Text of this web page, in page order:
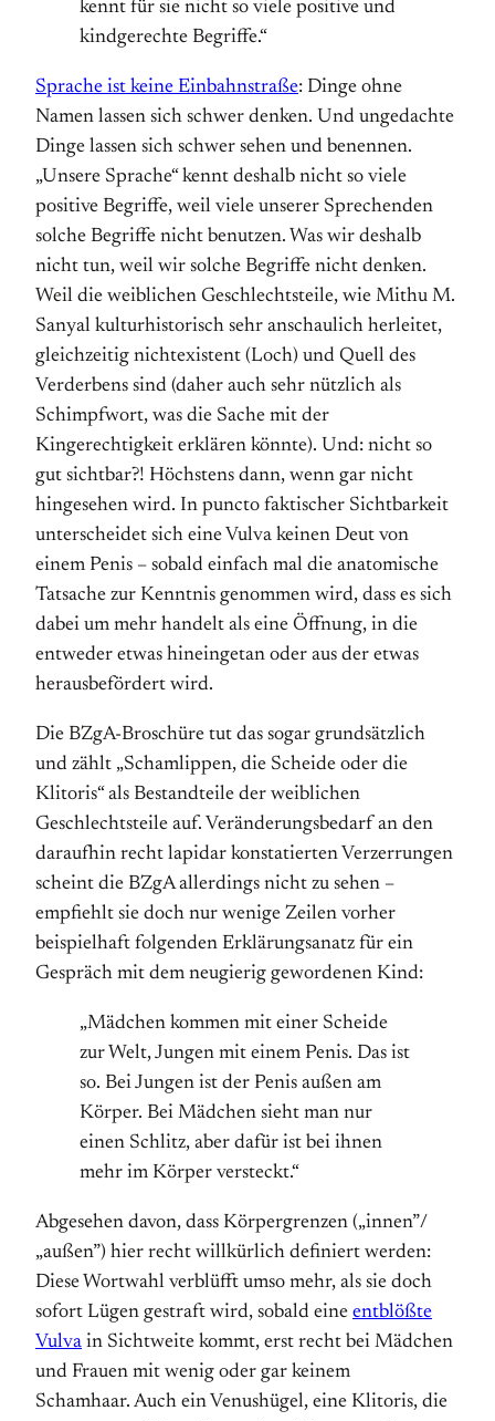
kennt für sie nicht so viele positive und
kindgerechte Begriffe.“
Sprache ist keine Einbahnstraße: Dinge ohne
Namen lassen sich schwer denken. Und ungedachte
Dinge lassen sich schwer sehen und benennen.
„Unsere Sprache“ kennt deshalb nicht so viele
positive Begriffe, weil viele unserer Sprechenden
solche Begriffe nicht benutzen. Was wir deshalb
nicht tun, weil wir solche Begriffe nicht denken.
Weil die weiblichen Geschlechtsteile, wie Mithu M.
Sanyal kulturhistorisch sehr anschaulich herleitet,
gleichzeitig nichtexistent (Loch) und Quell des
Verderbens sind (daher auch sehr nützlich als
Schimpfwort, was die Sache mit der
Kingerechtigkeit erklären könnte). Und: nicht so
gut sichtbar?! Höchstens dann, wenn gar nicht
hingesehen wird. In puncto faktischer Sichtbarkeit
unterscheidet sich eine Vulva keinen Deut von
einem Penis – sobald einfach mal die anatomische
Tatsache zur Kenntnis genommen wird, dass es sich
dabei um mehr handelt als eine Öffnung, in die
entweder etwas hineingetan oder aus der etwas
herausbefördert wird.
Die BZgA-Broschüre tut das sogar grundsätzlich
und zählt „Schamlippen, die Scheide oder die
Klitoris“ als Bestandteile der weiblichen
Geschlechtsteile auf. Veränderungsbedarf an den
daraufhin recht lapidar konstatierten Verzerrungen
scheint die BZgA allerdings nicht zu sehen –
empfiehlt sie doch nur wenige Zeilen vorher
beispielhaft folgenden Erklärungsanatz für ein
Gespräch mit dem neugierig gewordenen Kind:
„Mädchen kommen mit einer Scheide
zur Welt, Jungen mit einem Penis. Das ist
so. Bei Jungen ist der Penis außen am
Körper. Bei Mädchen sieht man nur
einen Schlitz, aber dafür ist bei ihnen
mehr im Körper versteckt.“
Abgesehen davon, dass Körpergrenzen („innen”/
„außen”) hier recht willkürlich definiert werden:
Diese Wortwahl verblüfft umso mehr, als sie doch
sofort Lügen gestraft wird, sobald eine entblößte
Vulva in Sichtweite kommt, erst recht bei Mädchen
und Frauen mit wenig oder gar keinem
Schamhaar. Auch ein Venushügel, eine Klitoris, die